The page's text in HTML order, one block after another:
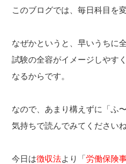
このブログでは、毎日科目を
なぜかというと、早いうちに
試験の全容がイメージしやす
なるからです。
なので、あまり構えずに「ふ
気持ちで読んでみてくださいね
今日は徴収法より「労働保険